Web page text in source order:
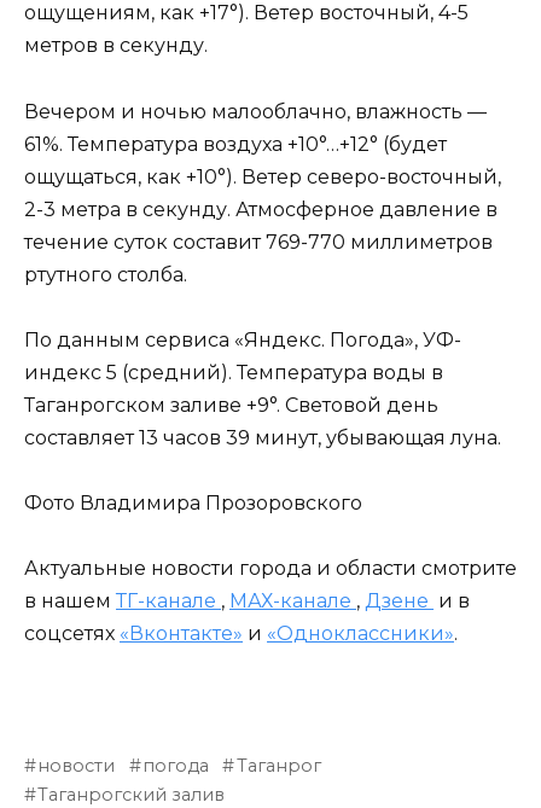
ощущениям, как +17°). Ветер восточный, 4-5
метров в секунду.
Вечером и ночью малооблачно, влажность —
61%. Температура воздуха +10°…+12° (будет
ощущаться, как +10°). Ветер северо-восточный,
2-3 метра в секунду. Атмосферное давление в
течение суток составит 769-770 миллиметров
ртутного столба.
По данным сервиса «Яндекс. Погода», УФ-
индекс 5 (средний). Температура воды в
Таганрогском заливе +9°. Световой день
составляет 13 часов 39 минут, убывающая луна.
Фото Владимира Прозоровского
Актуальные новости города и области смотрите
в нашем ТГ-канале , МАХ-канале , Дзене и в
соцсетях «Вконтакте» и «Одноклассники».
новости погода
Таганрог
Таганрогский залив